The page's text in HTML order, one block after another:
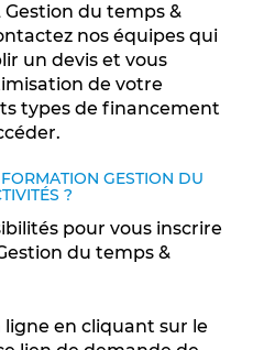
Gestion du temps &
nos équipes qui
un devis et vous
de votre
types de financement
GESTION DU
?
pour vous inscrire
du temps &
ligne en cliquant sur le